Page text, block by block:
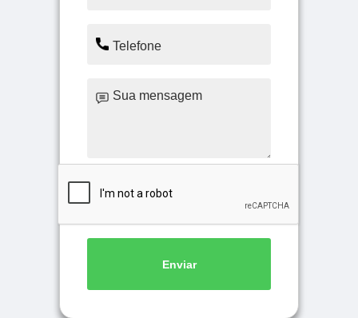
Enviar